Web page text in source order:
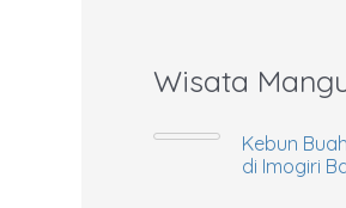
Wisata
Kebun
di Imogiri